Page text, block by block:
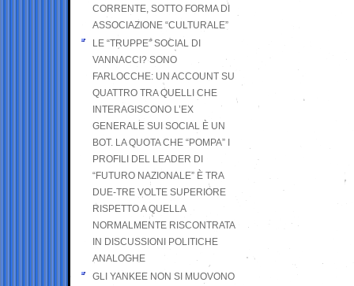
CORRENTE, SOTTO FORMA DI
ASSOCIAZIONE “CULTURALE”
LE “TRUPPE” SOCIAL DI
VANNACCI? SONO
FARLOCCHE: UN ACCOUNT SU
QUATTRO TRA QUELLI CHE
INTERAGISCONO L’EX
GENERALE SUI SOCIAL È UN
BOT. LA QUOTA CHE “POMPA” I
PROFILI DEL LEADER DI
“FUTURO NAZIONALE” È TRA
DUE-TRE VOLTE SUPERIORE
RISPETTO A QUELLA
NORMALMENTE RISCONTRATA
IN DISCUSSIONI POLITICHE
ANALOGHE
GLI YANKEE NON SI MUOVONO